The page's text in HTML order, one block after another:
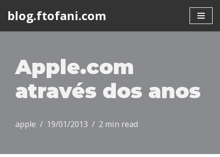
blog.ftofani.com
Apple.com
através dos anos
apple 19/01/2013 2 min read